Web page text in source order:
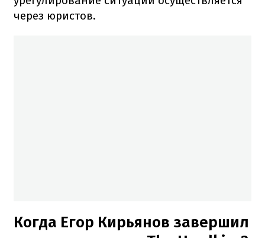
через юристов.
Когда Егор Кирьянов завершил